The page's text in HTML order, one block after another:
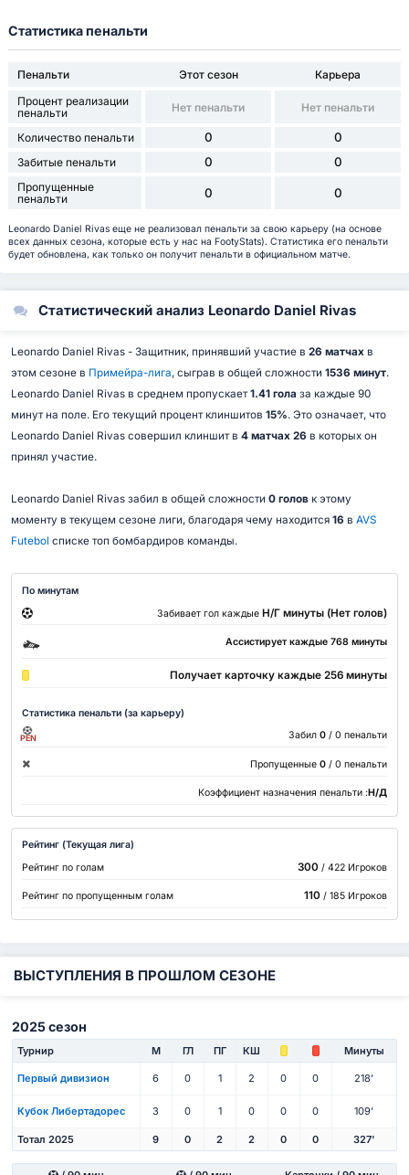
Статистика пенальти
Пенальти Этот сезон
Карьера
Процент реализации
пенальти
Нет пенальти Нет пенальти
Количество пенальти 0 0
Забитые пенальти 0 0
Пропущенные
пенальти
0 0
Leonardo Daniel Rivas еще не реализовал пенальти за свою карьеру (на основе
всех данных сезона, которые есть у нас на FootyStats). Статистика его пенальти
будет обновлена, как только он получит пенальти в официальном матче.
Статистический анализ Leonardo Daniel Rivas
Leonardo Daniel Rivas - Защитник, принявший участие в 26 матчахв
этом сезоне в Примейра-лига, сыграв в общей сложности 1536 минут.
Leonardo Daniel Rivas в среднем пропускает1.41 гола за каждые 90
минут на поле. Его текущий процент клиншитов 15%. Это означает, что
Leonardo Daniel Rivas совершил клиншит в 4 матчах 26 в которых он
принял участие.
Leonardo Daniel Rivas забил в общей сложности 0 головк этому
моменту в текущем сезоне лиги, благодаря чему находится 16 в AVS
Futebol списке топ бомбардиров команды.
По минутам
Забивает гол каждые Н/Г минуты (Нет голов)
Ассистирует каждые 768 минуты
Получает карточку каждые 256 минуты
Статистика пенальти (за карьеру)
PEN Забил 0 / 0 пенальти
Пропущенные 0 / 0 пенальти
Коэффициент назначения пенальти :Н/Д
Рейтинг (Текущая лига)
Рейтинг по голам
300/ 422 Игроков
Рейтинг по пропущенным голам 110/ 185 Игроков
ВЫСТУПЛЕНИЯ В ПРОШЛОМ СЕЗОНЕ
2025 сезон
Турнир М ГЛ ПГ КШ Минуты
Первый дивизион 6 0 1 2 0 0 218'
Кубок Либертадорес 3 0 1 0 0 0 109'
Тотал 2025 9 0 2 2 0 0 327'